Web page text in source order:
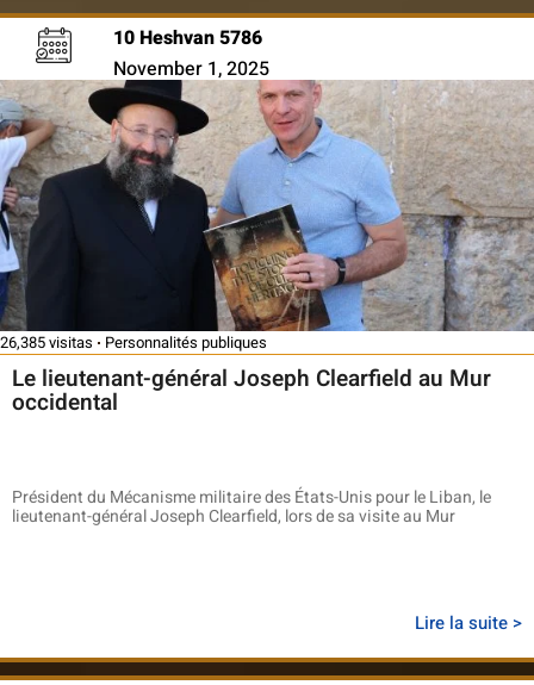
10 Heshvan 5786
November 1, 2025
26,385 visitas Personnalités publiques
Le lieutenant-général Joseph Clearfield au Mur
occidental
Président du Mécanisme militaire des États-Unis pour le Liban, le
lieutenant-général Joseph Clearfield, lors de sa visite au Mur
Lire la suite >